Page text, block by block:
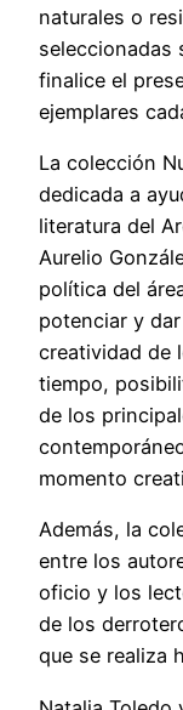
naturales o
seleccionadas
finalice el
ejemplares
La colección
dedicada a
literatura del
Aurelio
política del
potenciar y
creatividad de
tiempo,
de los
momento
Además, la
entre los
oficio y los
de los
que se realiza